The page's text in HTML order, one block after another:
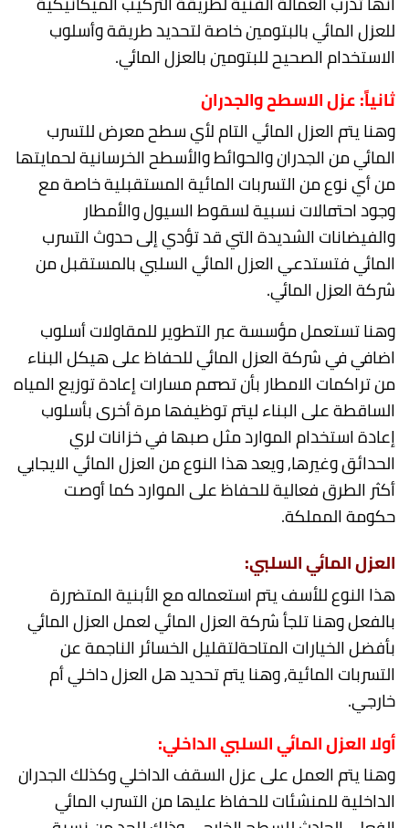
للعزل المائي بالبتومين خاصة لتحديد طريقة وأسلوب
الاستخدام الصحيح للبتومين بالعزل المائي.
ثانياً: عزل الاسطح والجدران
وهنا يتم العزل المائي التام لأي سطح معرض للتسرب
المائي من الجدران والحوائط والأسطح الخرسانية لحمايتها
من أي نوع من التسربات المائية المستقبلية خاصة مع
وجود احتمالات نسبية لسقوط السيول والأمطار
والفيضانات الشديدة التي قد تؤدي إلى حدوث التسرب
المائي فتستدعي العزل المائي السلبي بالمستقبل من
شركة العزل المائي.
وهنا تستعمل مؤسسة عبر التطوير للمقاولات أسلوب
اضافي في شركة العزل المائي للحفاظ على هيكل البناء
من تراكمات الامطار بأن تصمم مسارات إعادة توزيع المياه
الساقطة على البناء ليتم توظيفها مرة أخرى بأسلوب
إعادة استخدام الموارد مثل صبها في خزانات لري
الحدائق وغيرها, ويعد هذا النوع من العزل المائي الايجابي
أكثر الطرق فعالية للحفاظ على الموارد كما أوصت
حكومة المملكة.
العزل المائي السلبي:
هذا النوع للأسف يتم استعماله مع الأبنية المتضررة
بالفعل وهنا تلجأ شركة العزل المائي لعمل العزل المائي
بأفضل الخيارات المتاحةلتقليل الخسائر الناجمة عن
التسربات المائية, وهنا يتم تحديد هل العزل داخلي أم
خارجي.
أولا العزل المائي السلبي الداخلي:
وهنا يتم العمل على عزل السقف الداخلي وكذلك الجدران
الداخلية للمنشئات للحفاظ عليها من التسرب المائي